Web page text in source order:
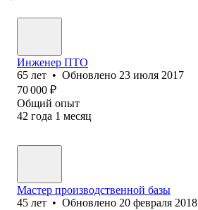
Инженер ПТО
65 лет • Обновлено 23 июля 2017
70 000 ₽
Общий опыт
42 года 1 месяц
Мастер производственной базы
45 лет • Обновлено 20 февраля 2018